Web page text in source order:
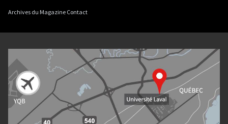
Archives du Magazine Contact